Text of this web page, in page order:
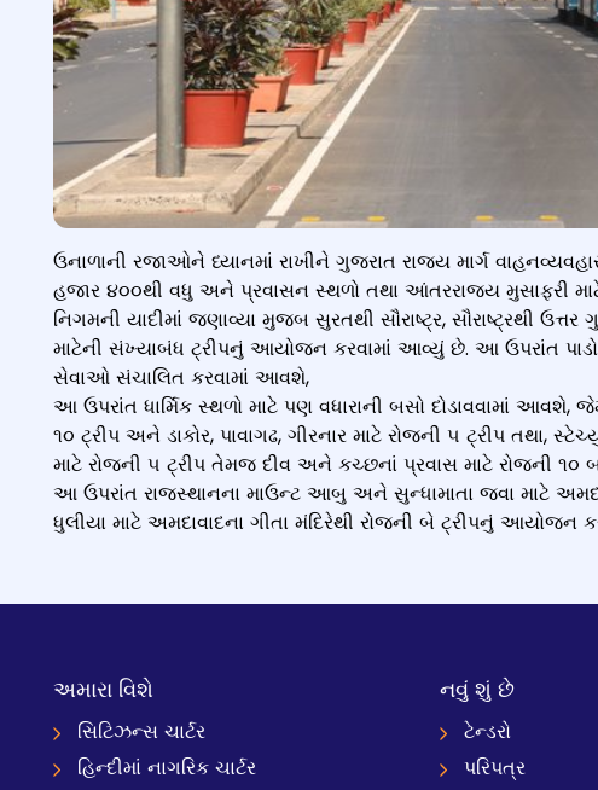
ઉનાળાની રજાઓને ધ્યાનમાં રાખીને ગુજરાત રાજ્ય માર્ગ
હજાર ૪૦૦થી વધુ અને પ્રવાસન સ્થળો તથા આંતરરાજ્ય મુસાફરી માટે
નિગમની યાદીમાં જણાવ્યા મુજબ સુરતથી સૌરાષ્ટ્ર, સૌરાષ્ટ્રથી
માટેની સંખ્યાબંધ ટ્રીપનું આયોજન કરવામાં આવ્યું છે. આ ઉપરાંત
સેવાઓ સંચાલિત કરવામાં આવશે,
આ ઉપરાંત ધાર્મિક સ્થળો માટે પણ વધારાની બસો દોડાવવામાં આવશે,
૧૦ ટ્રીપ અને ડાકોર, પાવાગઢ, ગીરનાર માટે રોજની ૫ ટ્રીપ તથા,
માટે રોજની ૫ ટ્રીપ તેમજ દીવ અને કચ્છનાં પ્રવાસ માટે રોજની ૧૦
આ ઉપરાંત રાજસ્થાનના માઉન્ટ આબુ અને સુન્ધામાતા જવા માટે
ધુલીયા માટે અમદાવાદના ગીતા મંદિરેથી રોજની બે ટ્રીપનું આયોજન
અમારા વિશે
સિટિઝન્સ ચાર્ટર
હિન્દીમાં નાગરિક ચાર્ટર
નવું શું છે
ટેન્ડરો
પરિપત્ર